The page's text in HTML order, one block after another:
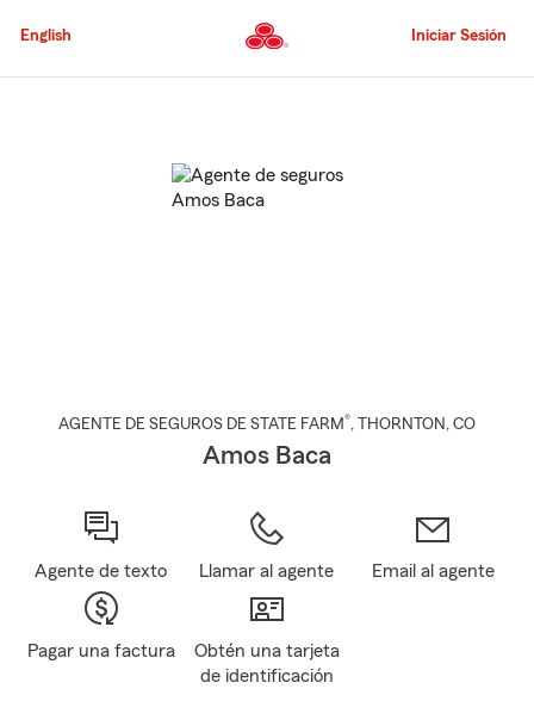
al
principal
English Iniciar Sesión
AGENTE DE SEGUROS DE STATE FARM®, THORNTON , CO
Amos Baca
Agente de texto Llamar al agente Email al agente
Pagar una factura
Obtén una tarjeta
de identificación